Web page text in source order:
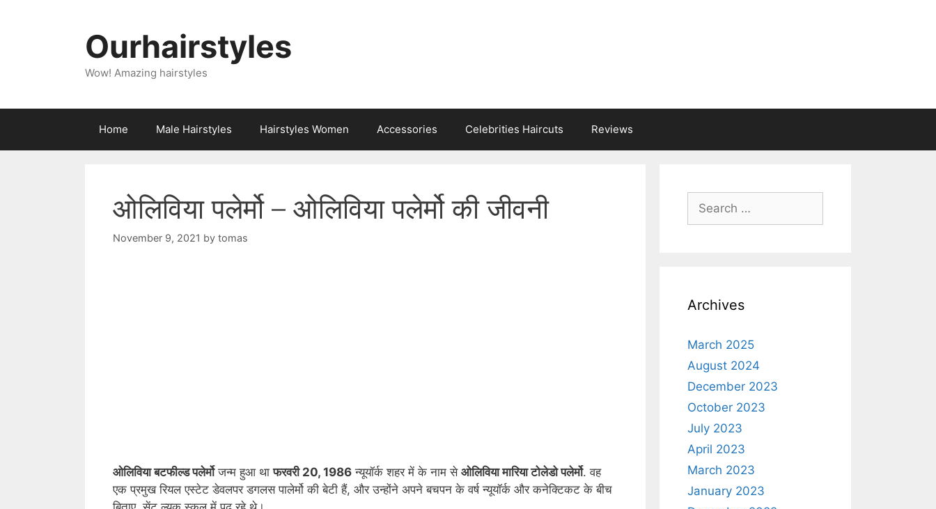
Ourhairstyles
Wow! Amazing hairstyles
Home Male Hairstyles Hairstyles Women Accessories Celebrities Haircuts Reviews
ओलिविया पलेर्मो – ओलिविया पलेर्मो की जीवनी
November 9, 2021 by tomas
ओलिविया बटफील्ड पलेर्मोजन्म हुआ थाफरवरी 20, 1986 न्यूयॉर्क शहर में के नाम से ओलिविया मारिया टोलेडो पलेर्मो. वह
एक प्रमुख रियल एस्टेट डेवलपर डगलस पालेर्मो की बेटी हैं, और उन्होंने अपने बचपन के वर्ष न्यूयॉर्क और कनेक्टिकट के बीच
Search
for:
Archives
March 2025
August 2024
December 2023
October 2023
July 2023
April 2023
March 2023
January 2023